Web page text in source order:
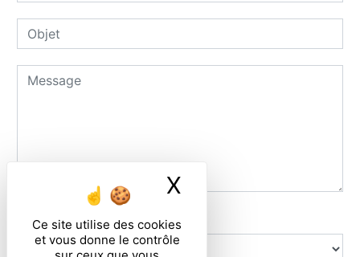
Ce site utilise des cookies
et vous donne le contrôle
X Masquer le
Combien font huit plus sept